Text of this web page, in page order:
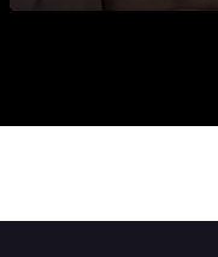
megarreforma